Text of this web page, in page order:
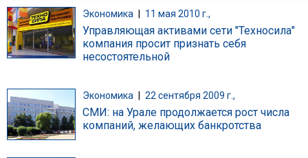
Экономика | 11 мая 2010 г.,
Управляющая активами сети "Техносила"
компания просит признать себя
несостоятельной
Экономика 22 сентября 2009 г.,
СМИ: на Урале продолжается рост числа
компаний, желающих банкротства